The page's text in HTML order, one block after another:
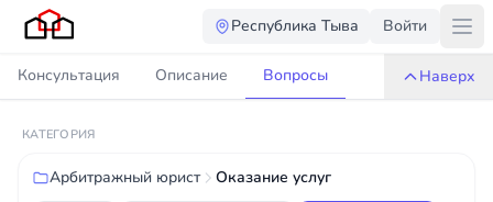
Республика Тыва Войти
Консультация Описание Вопросы Наверх
КАТЕГОРИЯ
Арбитражный юрист Оказание услуг